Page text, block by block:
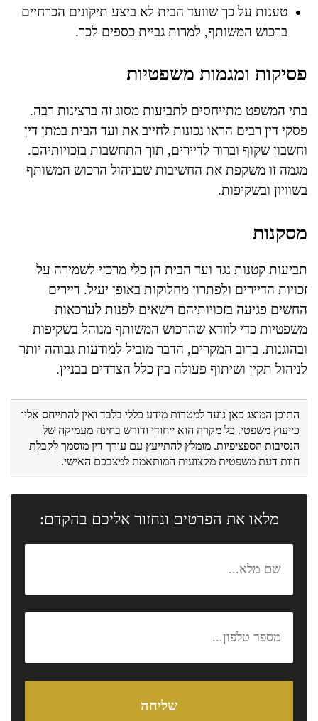
טענות על כך שוועד הבית לא ביצע תיקונים הכרחיים
ברכוש המשותף, למרות גביית כספים לכך.
פסיקות ומגמות משפטיות
בתי המשפט מתייחסים לתביעות מסוג זה ברצינות רבה.
פסקי דין רבים הראו נכונות לחייב את ועד הבית במתן דין
וחשבון שקוף וברור לדיירים, תוך התחשבות בזכויותיהם.
מגמה זו משקפת את החשיבות שבניהול הרכוש המשותף
בשוויון ובשקיפות.
מסקנות
תביעות קטנות נגד ועד הבית הן כלי מרכזי לשמירה על
זכויות הדיירים ולפתרון מחלוקות באופן יעיל. דיירים
החשים פגיעה בזכויותיהם רשאים לפנות לערכאות
משפטיות כדי לוודא שהרכוש המשותף מנוהל בשקיפות
ובהוגנות. ברוב המקרים, הדבר מוביל למודעות גבוהה יותר
לניהול תקין ושיתוף פעולה בין כלל הצדדים בבניין.
התוכן המוצג כאן נועד למטרות מידע כללי בלבד ואין להתייחס אליו
כייעוץ משפטי. כל מקרה הוא ייחודי ודורש בחינה מעמיקה של
הנסיבות הספציפיות. מומלץ להתייעץ עם עורך דין מוסמך לקבלת
חוות דעת משפטית מקצועית המותאמת למצבכם האישי.
מלאו את הפרטים ונחזור אליכם בהקדם: